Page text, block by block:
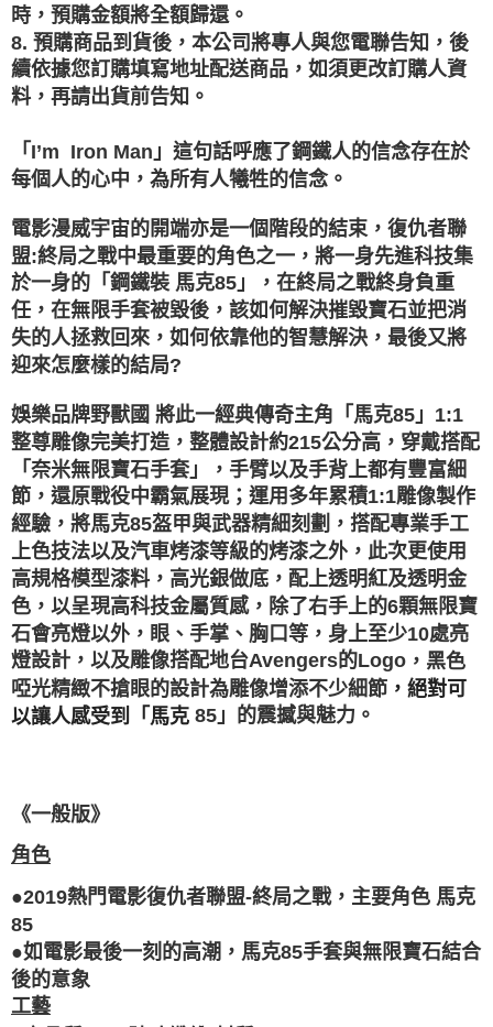
時，預購金額將全額歸還。
8. 預購商品到貨後，本公司將專人與您電聯告知，後
續依據您訂購填寫地址配送商品，如須更改訂購人資
料，再請出貨前告知。
「 I’m Iron Man 」這句話呼應了鋼鐵人的信念存在於
每個人的心中，為所有人犧牲的信念。
電影漫威宇宙的開端亦是一個階段的結束，復仇者聯
盟:終局之戰中最重要的角色之一，將一身先進科技集
於一身的「鋼鐵裝 馬克85 」，在終局之戰終身負重
任，在無限手套被毀後，該如何解決摧毀寶石並把消
失的人拯救回來，如何依靠他的智慧解決，最後又將
迎來怎麼樣的結局?
娛樂品牌野獸國 將此一經典傳奇主角「馬克85 」 1:1
整尊雕像完美打造，整體設計約215公分高，穿戴搭配
「奈米無限寶石手套」，手臂以及手背上都有豐富細
節，還原戰役中霸氣展現；運用多年累積1:1雕像製作
經驗，將馬克85盔甲與武器精細刻劃，搭配專業手工
上色技法以及汽車烤漆等級的烤漆之外，此次更使用
高規格模型漆料，高光銀做底，配上透明紅及透明金
色 ，以呈現高科技金屬質感，除了右手上的6顆無限寶
石會亮燈以外，眼、手掌、胸口等，身上至少10處亮
燈設計，以及雕像搭配地台Avengers的Logo ，黑色
啞光精緻不搶眼的設計為雕像增添不少細節 ，絕對可
以讓人感受到「馬克 85 」的震撼與魅力 。
《一般版》
角色
●2019熱門電影復仇者聯盟-終局之戰，主要角色 馬克
85
●如電影最後一刻的高潮，馬克85手套與無限寶石結合
後的意象
工藝